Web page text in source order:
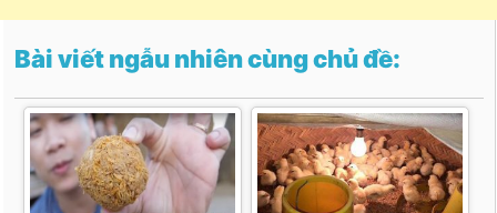
Bài viết ngẫu nhiên cùng chủ đề: